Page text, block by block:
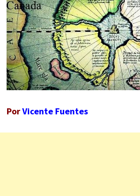
PorVicente Fuentes